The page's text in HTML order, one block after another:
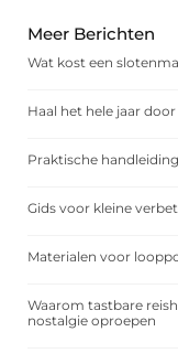
Meer Berichten
Wat kost een
Haal het hele jaar
Praktische
Gids voor kleine
Materialen voor
Waarom tastbare
nostalgie oproepen